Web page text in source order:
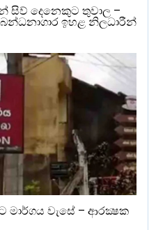
දෙනෙකුට තුවාල –
ඉහළ නිලධාරීන්
මාර්ගය වැසේ – ආරක්‍ෂක